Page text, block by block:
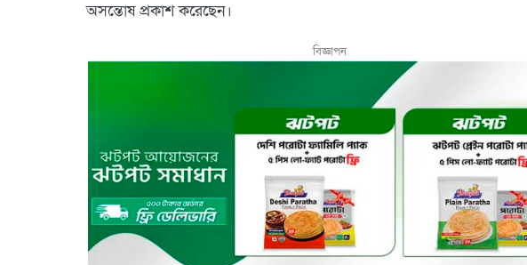
অসন্তোষ প্রকাশ করেছেন।
বিজ্ঞাপন